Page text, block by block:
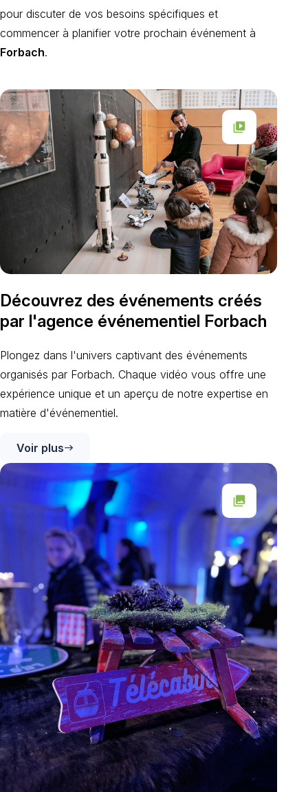
pour discuter de vos besoins spécifiques et
commencer à planifier votre prochain événement à
Forbach.
Découvrez des événements créés
par l'agence événementiel Forbach
Plongez dans l'univers captivant des événements
organisés par Forbach. Chaque vidéo vous offre une
expérience unique et un aperçu de notre expertise en
matière d'événementiel.
Voir pluseast
video_library
collections